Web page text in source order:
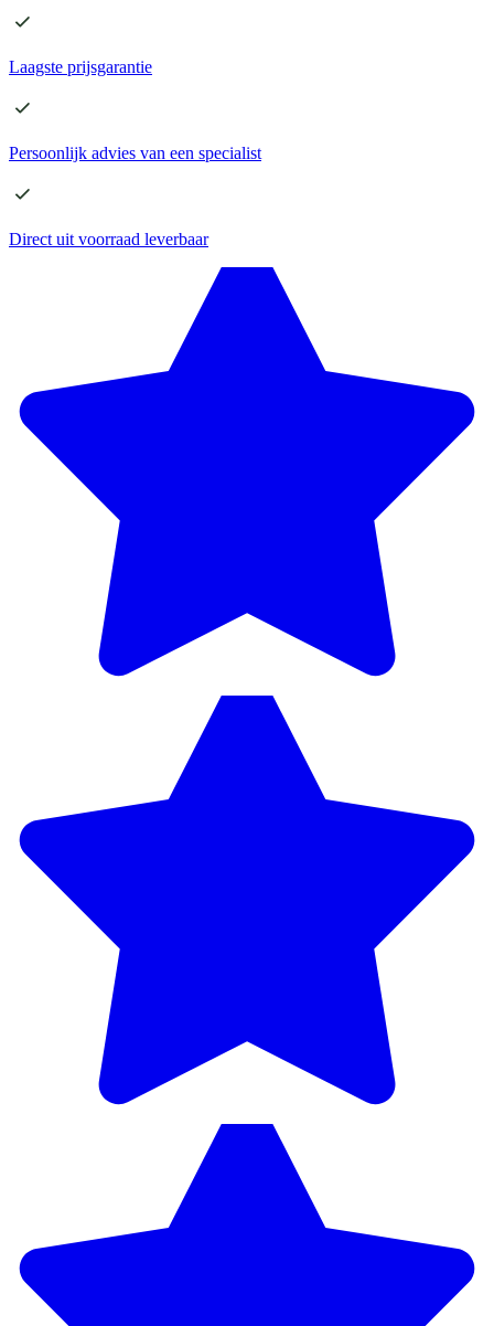
Laagste prijsgarantie
Persoonlijk advies van een specialist
Direct uit voorraad leverbaar